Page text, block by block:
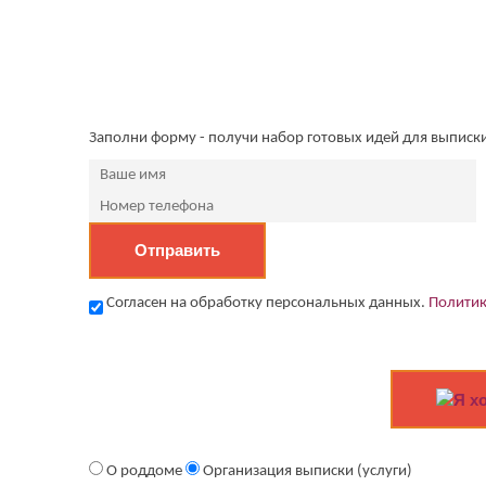
Заполни форму - получи набор готовых идей для
Согласен на обработку персональных данных.
Я
О роддоме Организация выписки (услуги)